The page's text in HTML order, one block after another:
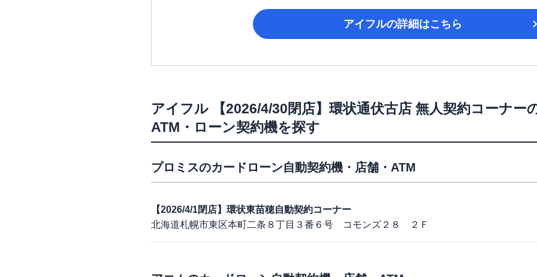
アイフルの詳細はこちら
アイフル 【2026/4/30閉店】環状通伏古店 無人契約コーナー
ATM・ローン契約機を探す
プロミスのカードローン自動契約機・店舗・ATM
【2026/4/1閉店】環状東苗穂自動契約コーナー
北海道札幌市東区本町二条８丁目３番６号 コモンズ２８ ２Ｆ